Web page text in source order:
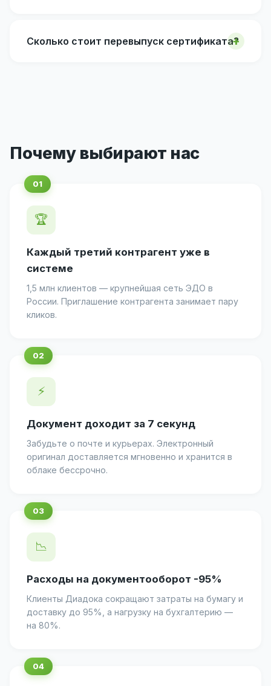
Сколько стоит перевыпуск сертификата?
Почему выбирают нас
🏆
Каждый третий контрагент уже в
системе
1,5 млн клиентов — крупнейшая сеть ЭДО в
России. Приглашение контрагента занимает пару
кликов.
⚡
Документ доходит за 7 секунд
Забудьте о почте и курьерах. Электронный
оригинал доставляется мгновенно и хранится в
облаке бессрочно.
📉
Расходы на документооборот -95%
Клиенты Диадока сокращают затраты на бумагу и
доставку до 95%, а нагрузку на бухгалтерию —
на 80%.